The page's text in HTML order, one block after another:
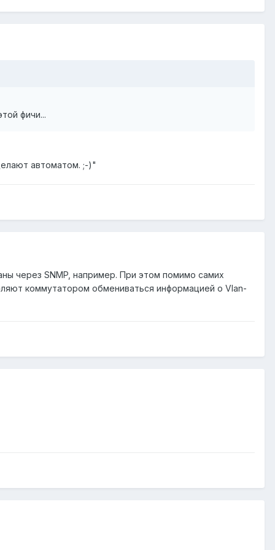
фичи...
автоматом. ;-)"
через SNMP, например. При этом помимо самих
коммутатором обмениваться информацией о Vlan-